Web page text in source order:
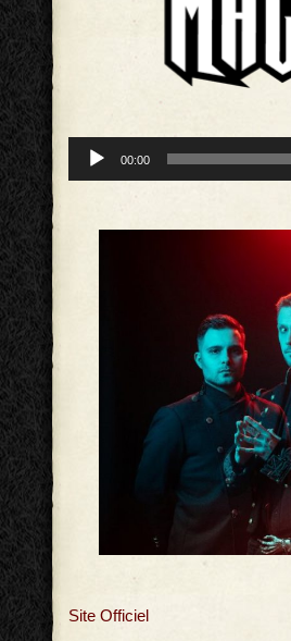
audio
00:00
Site Officiel